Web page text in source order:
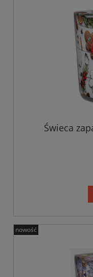
Świeca
nowość